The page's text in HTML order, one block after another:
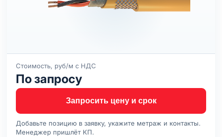
Стоимость, руб/м с НДС
По запросу
Запросить цену и срок
Добавьте позицию в заявку, укажите метраж и контакты.
Менеджер пришлёт КП.